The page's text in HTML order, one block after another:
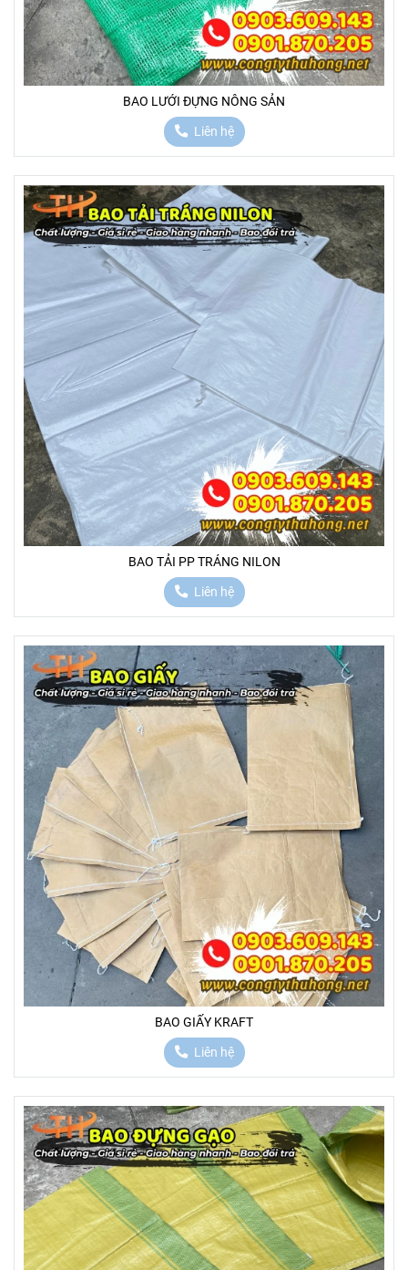
BAO LƯỚI ĐỰNG NÔNG SẢN
Liên hệ
BAO TẢI PP TRÁNG NILON
Liên hệ
BAO GIẤY KRAFT
Liên hệ